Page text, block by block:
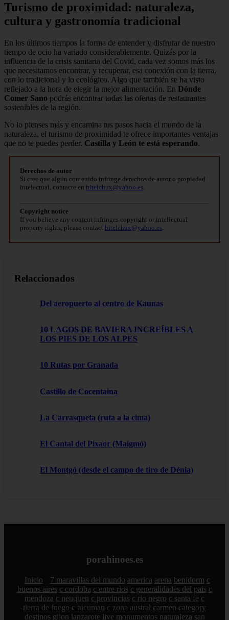
Turismo de proximidad: naturaleza,
cultura y gastronomía tradicional
En los últimos tiempos la forma de entender y disfrutar de nuestro
tiempo de ocio ha variado considerablemente. Quizás por la
influencia de la crisis sanitaria del Covid, cada vez somos más los
que necesitamos encontrar, y recuperar, esa conexión con la tierra,
con lo tradicional y lo ecológico. Algo que también se ha visto
reflejado a la hora de elegir la mejor alimentación. En Dónde
Comer Sano podrás encontrar todas las ofertas de restaurantes
sostenibles de la región.
No lo pienses más y encamina tus pasos hacia el mundo de la
naturaleza, el turismo de proximidad te ofrece importantes ventajas
que no te puedes perder. Castilla y León te está esperando.
Derechos de autor
Si cree que algún contenido infringe derechos de autor o propiedad
intelectual, contacte en bitelchux@yahoo.es.
Copyright notice
If you believe any content infringes copyright or intellectual
property rights, please contact bitelchux@yahoo.es.
Relaccionados
Del aeropuerto al centro de Kaunas
10 LAGOS DE BAVIERA INCREÍBLES A
LOS PIES DE LOS ALPES
10 Rutas por Granada
Castillo de Cocentaina
La Carrasqueta (ruta a la cima)
El Cantal del Pixaor (Maigmó)
El Montgó (desde el campo de tiro de Dénia)
porahinoes.es
Inicio 7 maravillas del mundo america arena benidorm c
buenos aires c cordoba c entre rios c generalidades del pais c
mendoza c neuquen c provincias c rio negro c santa fe c
tierra de fuego c tucuman c zona austral carmen category
destinos gijon lanzarote live monumentos naturaleza san